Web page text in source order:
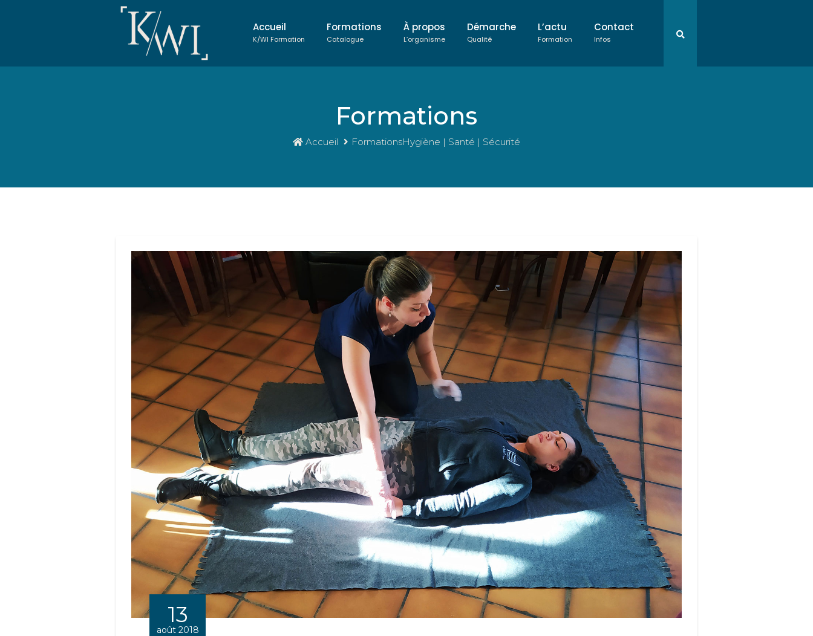
Accueil
K/WI Formation
Formations
Catalogue
À propos
L’organisme
Démarche
Qualité
L’actu
Formation
Contact
Infos
Formations
Accueil FormationsHygiène | Santé | Sécurité
13
août 2018